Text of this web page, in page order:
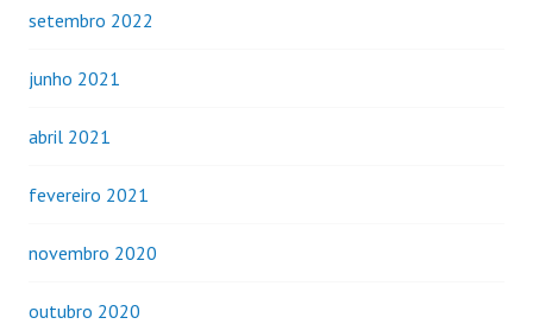
setembro 2022
junho 2021
abril 2021
fevereiro 2021
novembro 2020
outubro 2020